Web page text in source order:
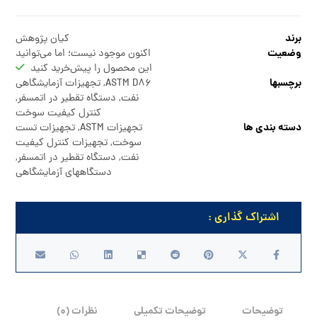
برند
کیان پژوهش
وضعیت
اکنون موجود نیست؛ اما می‌توانید
این محصول را پیش‌خرید کنید
برچسبها
ASTM D86
,تجهیزات آزمایشگاهی
نفت, دستگاه تقطیر در اتمسفر,
کنترل کیفیت سوخت
دسته بندی ها
تجهیزات ASTM ,تجهیزات تست
سوخت,تجهیزات کنترل کیفیت
نفت, دستگاه تقطیر در اتمسفر,
دستگاههای آزمایشگاهی
توضیحات توضیحات تکمیلی نظرات (0)